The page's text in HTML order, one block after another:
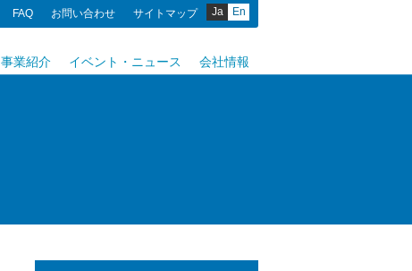
FAQ お問い合わせ サイトマップ Ja
En
事業紹介 イベント・ニュース 会社情報